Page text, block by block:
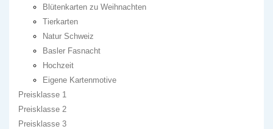
Blütenkarten zu Weihnachten
Tierkarten
Natur Schweiz
Basler Fasnacht
Hochzeit
Eigene Kartenmotive
Preisklasse 1
Preisklasse 2
Preisklasse 3